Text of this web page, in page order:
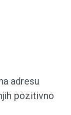
adresu
pozitivno